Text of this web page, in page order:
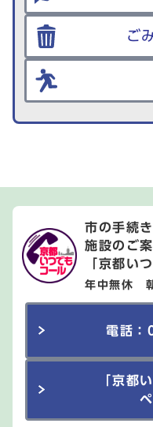
ご
市の手続
施設のご
「京都い
年中無休
電話
「京都